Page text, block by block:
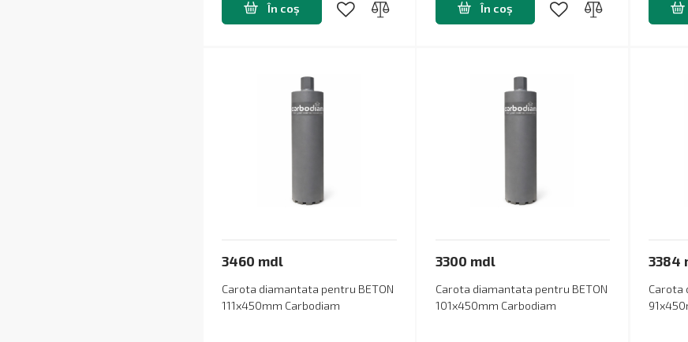
În coș În coș
3460 mdl
Carota diamantata pentru BETON
111x450mm Carbodiam
3300 mdl
Carota diamantata pentru BETON
101x450mm Carbodiam
3384
Carota